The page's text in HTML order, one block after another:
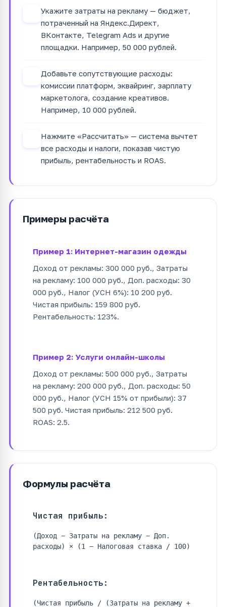
Укажите затраты на рекламу — бюджет,
потраченный на Яндекс.Директ,
ВКонтакте, Telegram Ads и другие
площадки. Например, 50 000 рублей.
Добавьте сопутствующие расходы:
комиссии платформ, эквайринг, зарплату
маркетолога, создание креативов.
Например, 10 000 рублей.
Нажмите «Рассчитать» — система вычтет
все расходы и налоги, показав чистую
прибыль, рентабельность и ROAS.
Примеры расчёта
Пример 1: Интернет-магазин одежды
Доход от рекламы: 300 000 руб., Затраты
на рекламу: 100 000 руб., Доп. расходы: 30
000 руб., Налог (УСН 6%): 10 200 руб.
Чистая прибыль: 159 800 руб.
Рентабельность: 123%.
Пример 2: Услуги онлайн-школы
Доход от рекламы: 500 000 руб., Затраты
на рекламу: 200 000 руб., Доп. расходы: 50
000 руб., Налог (УСН 15% от прибыли): 37
500 руб. Чистая прибыль: 212 500 руб.
ROAS: 2.5.
Формулы расчёта
Чистая прибыль:
(Доход − Затраты на рекламу − Доп.
расходы) × (1 − Налоговая ставка / 100)
Рентабельность:
(Чистая прибыль / (Затраты на рекламу +